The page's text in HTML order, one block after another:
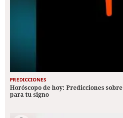
PREDICCIONES
Horóscopo de hoy: Predicciones
para tu signo